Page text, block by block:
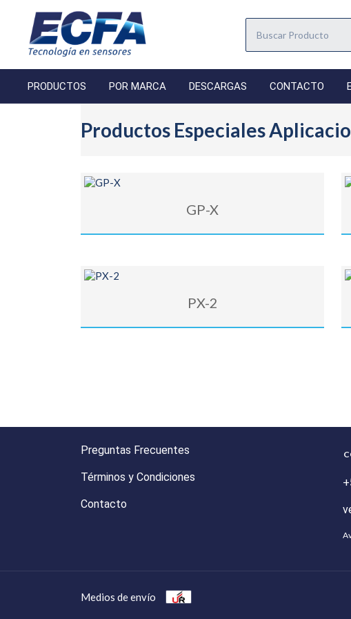
PRODUCTOS POR MARCA DESCARGAS CONTACTO
Productos Especiales
GP-X
PX-2
Preguntas Frecuentes
Términos y Condiciones
Contacto
Medios de envío